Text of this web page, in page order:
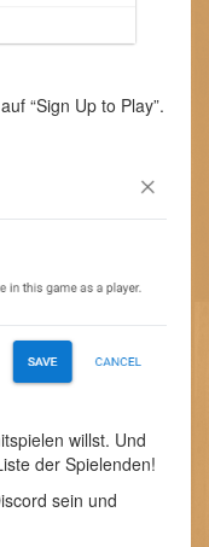
“Sign Up to Play”.
willst. Und
der Spielenden!
sein und